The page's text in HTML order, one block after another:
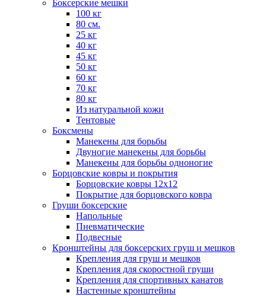
Боксерские мешки
100 кг
80 см.
25 кг
40 кг
45 кг
50 кг
60 кг
70 кг
80 кг
Из натуральной кожи
Тентовые
Боксмены
Манекены для борьбы
Двуногие манекены для борьбы
Манекены для борьбы одноногие
Борцовские ковры и покрытия
Борцовские ковры 12х12
Покрытие для борцовского ковра
Груши боксерские
Напольные
Пневматические
Подвесные
Кронштейны для боксерских груш и мешков
Крепления для груш и мешков
Крепления для скоростной груши
Крепления для спортивных канатов
Настенные кронштейны